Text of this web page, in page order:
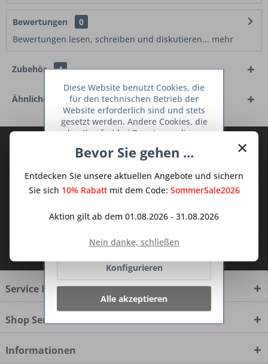
Bewertungen
0
Bewertungen lesen, schreiben und diskutieren... mehr
Zubehör 4
Ähnliche Artikel
Abonnieren Sie den kostenlosen Deine
TraumKüche Newsletter und verpassen
Sie keine Neuigkeit oder Aktion mehr aus
dem Traum Küchen - Shop.
Ich habe dieDatenschutzbestimmungen
Service Hotline
Shop Service
Informationen
×
Bevor Sie gehen ...
Entdecken Sie unsere aktuellen Angebote und sichern
Sie sich 10% Rabattmit dem Code: SommerSale2026
Aktion gilt ab dem 01.08.2026 - 31.08.2026
Nein danke, schließen
Diese Website benutzt Cookies, die
für den technischen Betrieb der
Website erforderlich sind und stets
gesetzt werden. Andere Cookies, die
den Komfort bei Benutzung dieser
dienen oder die Interaktion mit
Netzwerken vereinfachen sollen,
werden nur mit Ihrer Zustimmung
Ablehnen
Konfigurieren
Alle akzeptieren